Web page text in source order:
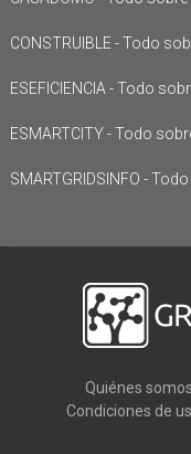
CONSTRUIBLE - Todo
ESEFICIENCIA - Todo
ESMARTCITY - Todo
SMARTGRIDSINFO -
Quiénes somos
Condiciones de